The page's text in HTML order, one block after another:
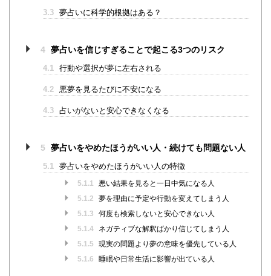
3.3 夢占いに科学的根拠はある？
4 夢占いを信じすぎることで起こる3つのリスク
4.1 行動や選択が夢に左右される
4.2 悪夢を見るたびに不安になる
4.3 占いがないと安心できなくなる
5 夢占いをやめたほうがいい人・続けても問題ない人
5.1 夢占いをやめたほうがいい人の特徴
5.1.1
悪い結果を見ると一日中気になる人
5.1.2
夢を理由に予定や行動を変えてしまう人
5.1.3
何度も検索しないと安心できない人
5.1.4
ネガティブな解釈ばかり信じてしまう人
5.1.5
現実の問題より夢の意味を優先している人
5.1.6
睡眠や日常生活に影響が出ている人